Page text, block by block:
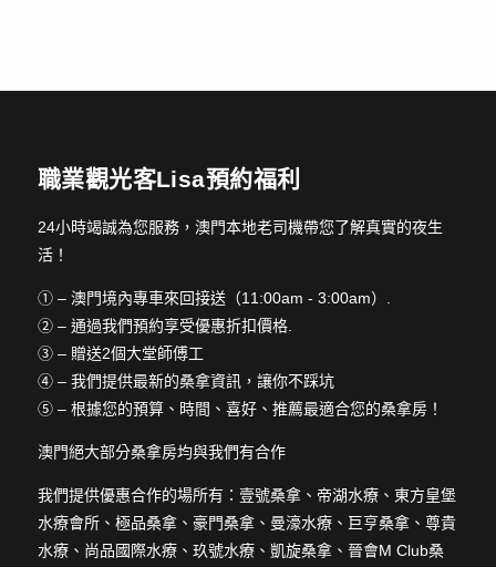
職業觀光客Lisa預約福利
24小時竭誠為您服務，澳門本地老司機帶您了解真實的夜生
活！
① – 澳門境內專車來回接送（11:00am - 3:00am）.
② – 通過我們預約享受優惠折扣價格.
③ – 贈送2個大堂師傅工
④ – 我們提供最新的桑拿資訊，讓你不踩坑
⑤ – 根據您的預算、時間、喜好、推薦最適合您的桑拿房！
澳門絕大部分桑拿房均與我們有合作
我們提供優惠合作的場所有：壹號桑拿、帝湖水療、東方皇堡
水療會所、極品桑拿、豪門桑拿、曼濠水療、巨亨桑拿、尊貴
水療、尚品國際水療、玖號水療、凱旋桑拿、晉會M Club桑